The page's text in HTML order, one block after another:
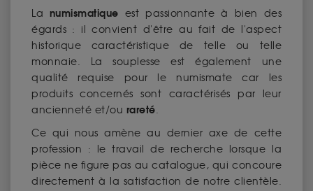
La numismatique est passionnante à bien des
égards : il convient d'être au fait de l'aspect
historique caractéristique de telle ou telle
monnaie. La souplesse est également une
qualité requise pour le numismate car les
produits concernés sont caractérisés par leur
ancienneté et/ou rareté.
Ce qui nous amène au dernier axe de cette
profession : le travail de recherche lorsque la
pièce ne figure pas au catalogue, qui concoure
directement à la satisfaction de notre clientèle.